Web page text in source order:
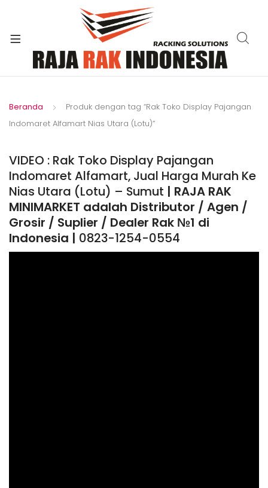
Beranda
Produk dengan tag “Rak Toko Display Pajangan
Indomaret Alfamart Nias Utara (Lotu)”
VIDEO : Rak Toko Display Pajangan
Indomaret Alfamart, Jual Harga Murah Ke
Nias Utara (Lotu) – Sumut | RAJA RAK
MINIMARKET adalah Distributor / Agen /
Grosir / Suplier / Dealer Rak №1 di
Indonesia | 0823-1254-0554